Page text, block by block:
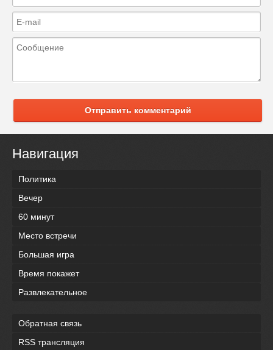
Отправить комментарий
Навигация
Политика
Вечер
60 минут
Место встречи
Большая игра
Время покажет
Развлекательное
Обратная связь
RSS трансляция